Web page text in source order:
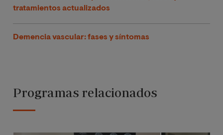
tratamientos actualizados
Demencia vascular: fases y síntomas
Programas relacionados